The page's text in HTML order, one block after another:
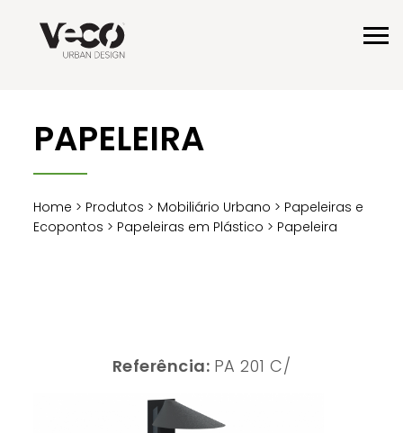
PAPELEIRA
Home > Produtos > Mobiliário Urbano > Papeleiras e
Ecopontos > Papeleiras em Plástico > Papeleira
Referência: PA 201 C/